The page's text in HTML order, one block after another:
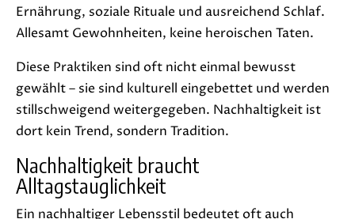
Ernährung, soziale Rituale und ausreichend Schlaf.
Allesamt Gewohnheiten, keine heroischen Taten.
Diese Praktiken sind oft nicht einmal bewusst
gewählt – sie sind kulturell eingebettet und werden
stillschweigend weitergegeben. Nachhaltigkeit ist
dort kein Trend, sondern Tradition.
Nachhaltigkeit braucht
Alltagstauglichkeit
Ein nachhaltiger Lebensstil bedeutet oft auch